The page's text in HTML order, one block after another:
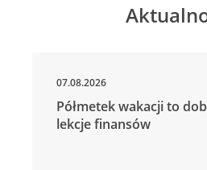
07.08.2026
Półmetek wakacji to
lekcje finansów